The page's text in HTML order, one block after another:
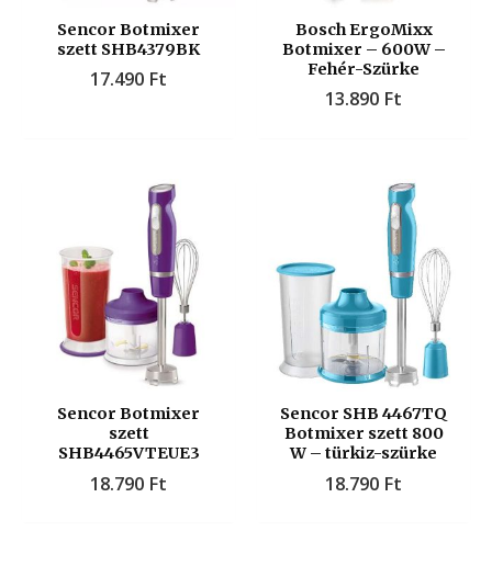
Sencor Botmixer
szett SHB4379BK
17.490 Ft
Bosch ErgoMixx
Botmixer – 600W –
Fehér-Szürke
13.890 Ft
Sencor Botmixer
szett
SHB4465VTEUE3
18.790 Ft
Sencor SHB 4467TQ
Botmixer szett 800
W – türkiz-szürke
18.790 Ft